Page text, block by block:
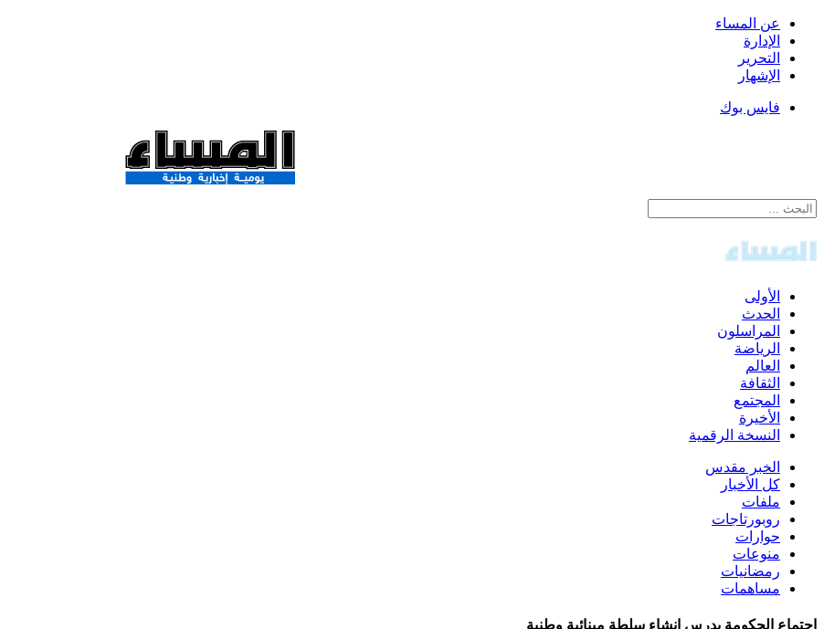
عن المساء
الإدارة
التحرير
الإشهار
فايس بوك
الأولى
الحدث
المراسلون
الرياضة
العالم
الثقافة
المجتمع
الأخيرة
النسخة الرقمية
الخبر مقدس
كل الأخبار
ملفات
روبورتاجات
حوارات
منوعات
رمضانيات
مساهمات
اجتماع الحكومة يدرس إنشاء سلطة مينائية وطنية